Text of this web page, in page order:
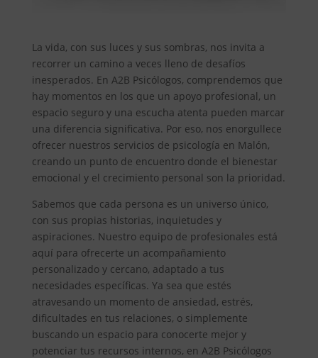
La vida, con sus luces y sus sombras, nos invita a
recorrer un camino a veces lleno de desafíos
inesperados. En A2B Psicólogos, comprendemos que
hay momentos en los que un apoyo profesional, un
espacio seguro y una escucha atenta pueden marcar
una diferencia significativa. Por eso, nos enorgullece
ofrecer nuestros servicios de psicología en Malón,
creando un punto de encuentro donde el bienestar
emocional y el crecimiento personal son la prioridad.
Sabemos que cada persona es un universo único,
con sus propias historias, inquietudes y
aspiraciones. Nuestro equipo de profesionales está
aquí para ofrecerte un acompañamiento
personalizado y cercano, adaptado a tus
necesidades específicas. Ya sea que estés
atravesando un momento de ansiedad, estrés,
dificultades en tus relaciones, o simplemente
buscando un espacio para conocerte mejor y
potenciar tus recursos internos, en A2B Psicólogos